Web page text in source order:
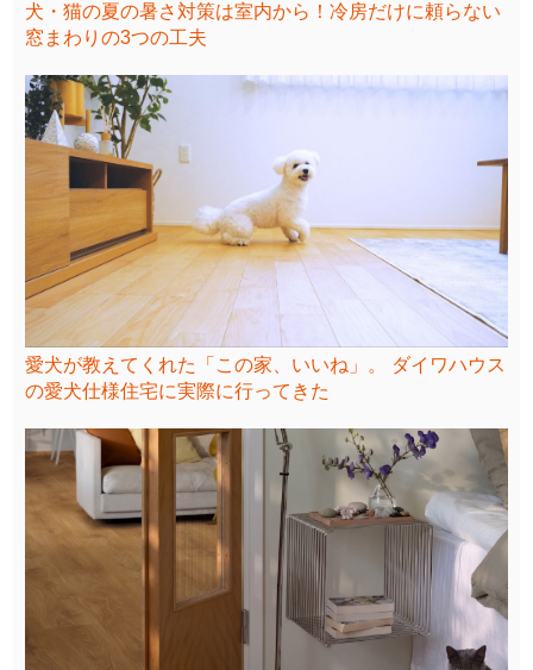
犬・猫の夏の暑さ対策は室内から！冷房だけに頼らない
窓まわりの3つの工夫
愛犬が教えてくれた「この家、いいね」。 ダイワハウス
の愛犬仕様住宅に実際に行ってきた